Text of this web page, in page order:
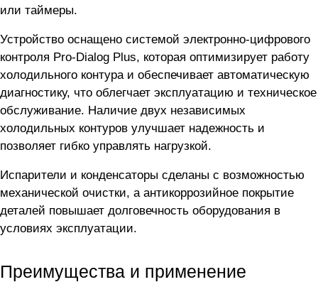
или таймеры.
Устройство оснащено системой электронно-цифрового
контроля Pro-Dialog Plus, которая оптимизирует работу
холодильного контура и обеспечивает автоматическую
диагностику, что облегчает эксплуатацию и техническое
обслуживание. Наличие двух независимых
холодильных контуров улучшает надежность и
позволяет гибко управлять нагрузкой.
Испарители и конденсаторы сделаны с возможностью
механической очистки, а антикоррозийное покрытие
деталей повышает долговечность оборудования в
условиях эксплуатации.
Преимущества и применение